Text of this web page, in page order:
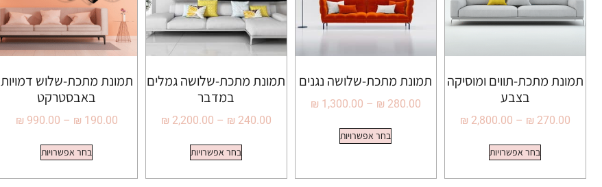
תמונת מתכת-תווים ומוסיקה
בצבע
₪ 270.00
–
₪ 2,800.00
בחר אפשרויות
תמונת מתכת-שלושה נגנים
₪ 280.00
–
₪ 1,300.00
בחר אפשרויות
תמונת מתכת-שלושה גמלים
במדבר
₪ 240.00
–
₪ 2,200.00
בחר אפשרויות
תמונת מתכת-שלוש דמויות
באבסטרקט
₪ 190.00
–
₪ 990.00
בחר אפשרויות